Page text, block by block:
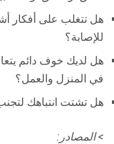
هل تتغلب على أفكار
للإصابة؟
هل لديك خوف دائم
في المنزل والعمل؟
هل تشتت انتباهك
> المصادر: